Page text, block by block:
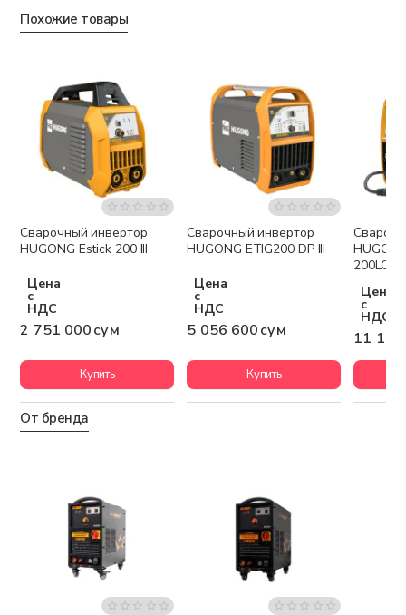
Похожие товары
Бесплатная доставка
Сварочный инвертор
HUGONG Estick 200 III
Цена
с
НДС
2 751 000 сум
Купить
Бесплатная доставка
Сварочный инвертор
HUGONG ETIG200 DP III
Цена
с
НДС
5 056 600 сум
Купить
200LCD
Цена
с
НДС
11
От бренда